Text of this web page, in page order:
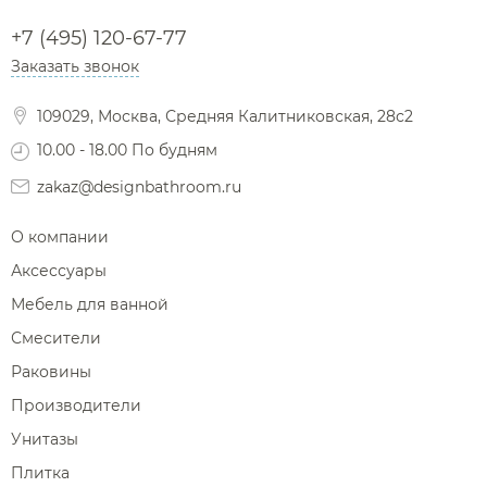
+7 (495) 120-67-77
Заказать звонок
109029, Москва, Средняя Калитниковская, 28с2
10.00 - 18.00 По будням
zakaz@designbathroom.ru
О компании
Аксессуары
Мебель для ванной
Смесители
Раковины
Производители
Унитазы
Плитка